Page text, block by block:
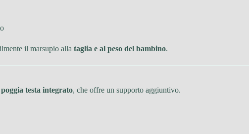
il marsupio alla taglia e al peso del bambino.
poggia testa integrato, che offre un supporto aggiuntivo.